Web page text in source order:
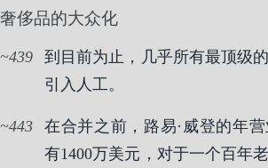
奢侈品的大众化
439
到目前为止，几乎所有最顶级
引入人工。
443
在合并之前，路易·威登的年
有1400万美元，对于一个百年